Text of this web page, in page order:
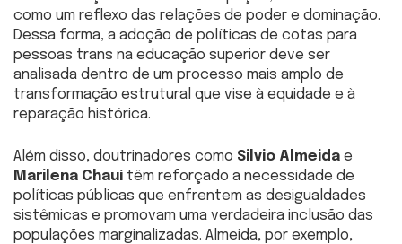
como um reflexo das relações de poder e dominação.
Dessa forma, a adoção de políticas de cotas para
pessoas trans na educação superior deve ser
analisada dentro de um processo mais amplo de
transformação estrutural que vise à equidade e à
reparação histórica.
Além disso, doutrinadores como Silvio Almeida e
Marilena Chauí têm reforçado a necessidade de
políticas públicas que enfrentem as desigualdades
sistêmicas e promovam uma verdadeira inclusão das
populações marginalizadas. Almeida, por exemplo,